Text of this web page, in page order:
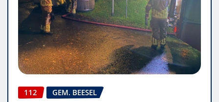
112 GEM. BEESEL